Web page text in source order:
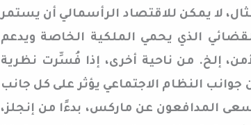
لا يمكن للاقتصاد الرأسمالي أن يستمر
الذي يحمي الملكية الخاصة ويدعم
إلخ. من ناحية أخرى، إذا فُسِّرت نظرية
النظام الاجتماعي يؤثر على كل جانب
المدافعون عن ماركس، بدءًا من إنجلز،